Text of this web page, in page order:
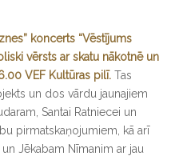
koncerts “Vēstījums
vērsts ar skatu nākotnē un
VEF Kultūras pilī. Tas
un dos vārdu jaunajiem
Santai Ratniecei un
pirmatskaņojumiem, kā arī
Jēkabam Nīmanim ar jau